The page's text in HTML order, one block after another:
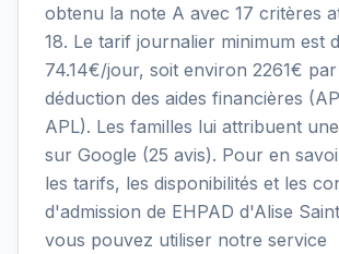
obtenu la note A avec 17 critères
18. Le tarif journalier minimum est
74.14€/jour, soit environ 2261€
déduction des aides financières
APL). Les familles lui attribuent
sur Google (25 avis). Pour en
les tarifs, les disponibilités et les
d'admission de EHPAD d'Alise
vous pouvez utiliser notre service